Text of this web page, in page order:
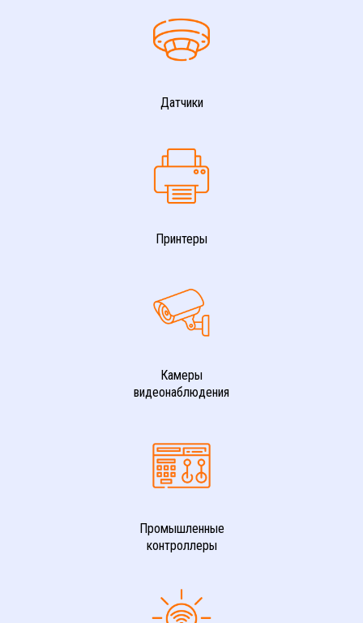
Датчики
Принтеры
Камеры
видеонаблюдения
Промышленные
контроллеры